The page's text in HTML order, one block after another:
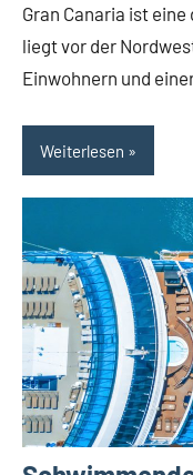
Gran Canaria ist
liegt vor der
Einwohnern und
Weiterlesen